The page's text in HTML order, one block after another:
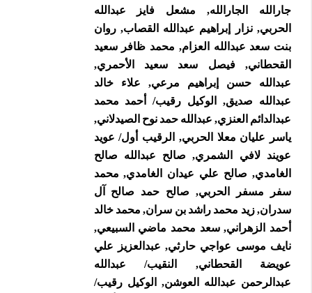
جارالله الجارالله, مشعل فايز عبدالله
الحربي, نزار إبراهيم عبدالله القصاب, روان
بنت سعد عبدالله العزام, محمد ظافر سعيد
القحطاني, فيصل سعد سعيد الأحمري,
عبدالله حسن إبراهيم مرعي, علاء خالد
عبدالله صديق, الوكيل رقيب/ أحمد محمد
عبدالدائم العنزي, عبدالله حمد نوح الصيدلاني,
ياسر عليان معلا الحربي, الرقيب أول/ عويد
عويند لافي الشمري, صالح عبدالله صالح
الغامدي, صالح علي عيدان الغامدي, محمد
سفر مسفر الحربي, صالح حمد صالح آل
سدران, زيد محمد راشد بن سران, محمد خالد
أحمد الزهراني, سعد محمد ماضي السبيعي,
نايف موسى عواجي حارثي, عبدالعزيز علي
عويضة القحطاني, النقيب/ عبدالله
عبدالرحمن عبدالله العوشن, الوكيل رقيب/